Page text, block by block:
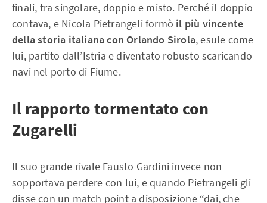
finali, tra singolare, doppio e misto. Perché il doppio
contava, e Nicola Pietrangeli formò il più vincente
della storia italiana con Orlando Sirola, esule come
lui, partito dall’Istria e diventato robusto scaricando
navi nel porto di Fiume.
Il rapporto tormentato con
Zugarelli
Il suo grande rivale Fausto Gardini invece non
sopportava perdere con lui, e quando Pietrangeli gli
disse con un match point a disposizione “dai, che